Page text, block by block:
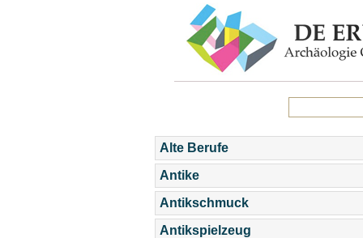
Alte Berufe
Antike
Antikschmuck
Antikspielzeug